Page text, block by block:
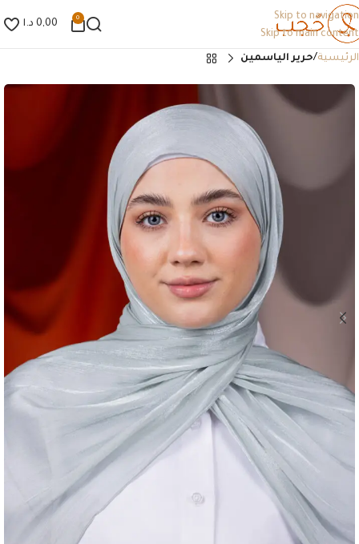
Skip to navigation
Skip to main content
0
0,00 د.ا
الرئيسية حرير الياسمين